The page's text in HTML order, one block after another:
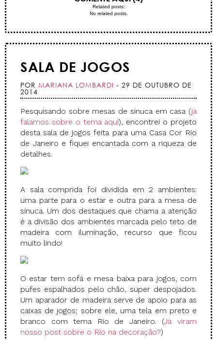
Related posts:
No related posts.
SALA DE JOGOS
POR MARIANA LOMBARDI - 29 DE OUTUBRO DE
2014
Pesquisando sobre mesas de sinuca em casa (já
falamos sobre o tema aqui), encontrei o projeto
desta sala de jogos feita para uma Casa Cor Rio
de Janeiro e fiquei encantada com a riqueza de
detalhes.
A sala comprida foi dividida em 2 ambientes:
uma parte para o estar e outra para a mesa de
sinuca. Um dos destaques que chama a atenção
é a divisão dos ambientes marcada pelo teto de
madeira com iluminação, recurso que ficou
muito lindo!
O estar tem sofá e mesa baixa para jogos, com
pufes espalhados pelo chão, super despojados.
Um aparador de madeira serve de apoio para as
caixas de jogos; sobre ele, uma tela em preto e
branco com tema Rio de Janeiro. (Já viram
nosso post sobre o Rio na decoração?)